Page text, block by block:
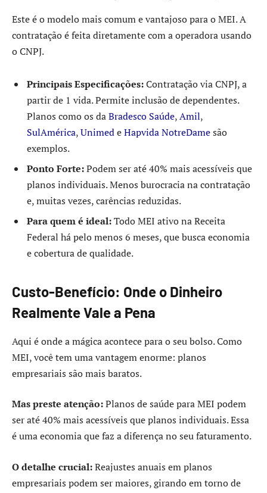
Este é o modelo mais comum e vantajoso para o MEI. A
contratação é feita diretamente com a operadora usando
o CNPJ.
Principais Especificações:Contratação via CNPJ, a
partir de 1 vida. Permite inclusão de dependentes.
Planos como os daBradesco Saúde,Amil,
SulAmérica,UnimedeHapvida NotreDamesão
exemplos.
Ponto Forte:Podem ser até 40% mais acessíveis que
planos individuais. Menos burocracia na contratação
e, muitas vezes, carências reduzidas.
Para quem é ideal:Todo MEI ativo na Receita
Federal há pelo menos 6 meses, que busca economia
e cobertura de qualidade.
Custo-Benefício: Onde o Dinheiro
Realmente Vale a Pena
Aqui é onde a mágica acontece para o seu bolso. Como
MEI, você tem uma vantagem enorme: planos
empresariais são mais baratos.
Mas preste atenção:Planos de saúde para MEI podem
ser até 40% mais acessíveis que planos individuais. Essa
é uma economia que faz a diferença no seu faturamento.
O detalhe crucial:Reajustes anuais em planos
empresariais podem ser maiores, girando em torno de